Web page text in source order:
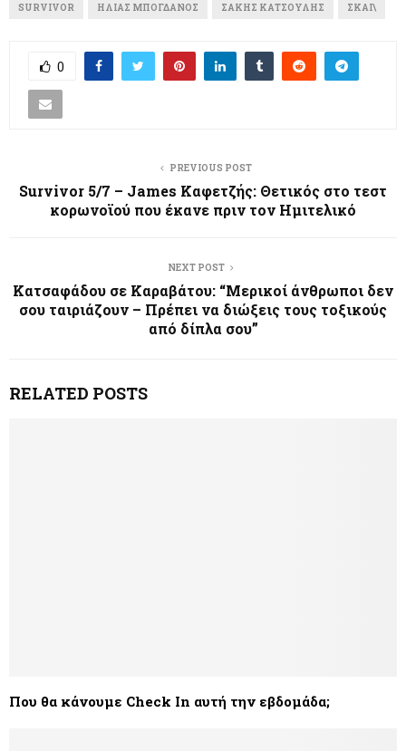
SURVIVOR ΗΛΊΑΣ ΜΠΟΓΔΆΝΟΣ ΣΆΚΗΣ ΚΑΤΣΟΎΛΗΣ ΣΚΑΙ\
0
PREVIOUS POST
Survivor 5/7 – James Καφετζής: Θετικός στο τεστ
κορωνοϊού που έκανε πριν τον Ημιτελικό
NEXT POST
Κατσαφάδου σε Καραβάτου: “Μερικοί άνθρωποι δεν
σου ταιριάζουν – Πρέπει να διώξεις τους τοξικούς
από δίπλα σου”
RELATED POSTS
Που θα κάνουμε Check In αυτή την εβδομάδα;